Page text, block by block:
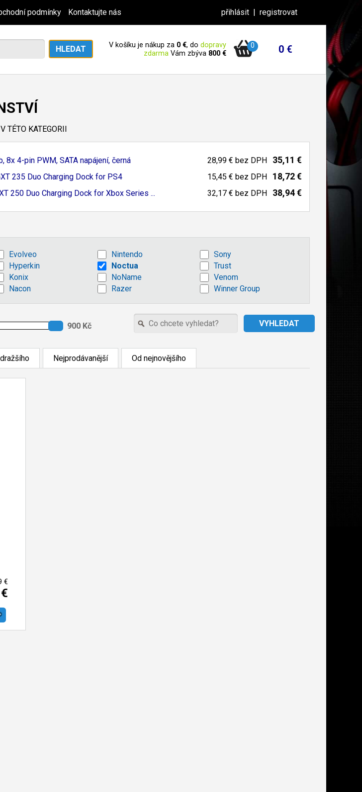
podmínky Kontaktujte nás přihlásit | registrovat
V košíku je nákup za 0 €, do dopravy
zdarma Vám zbýva 800 €
0 0 €
TÉTO KATEGORII
8x 4-pin PWM, SATA napájení, černá 28,99 € bez DPH 35,11 €
235 Duo Charging Dock for PS4 15,45 € bez DPH 18,72 €
250 Duo Charging Dock for Xbox Series ... 32,17 € bez DPH 38,94 €
Evolveo Nintendo
Sony
Hyperkin Noctua
Trust
Konix NoName
Venom
Nacon Razer Winner Group
Nejprodávanější Od nejnovějšího
€